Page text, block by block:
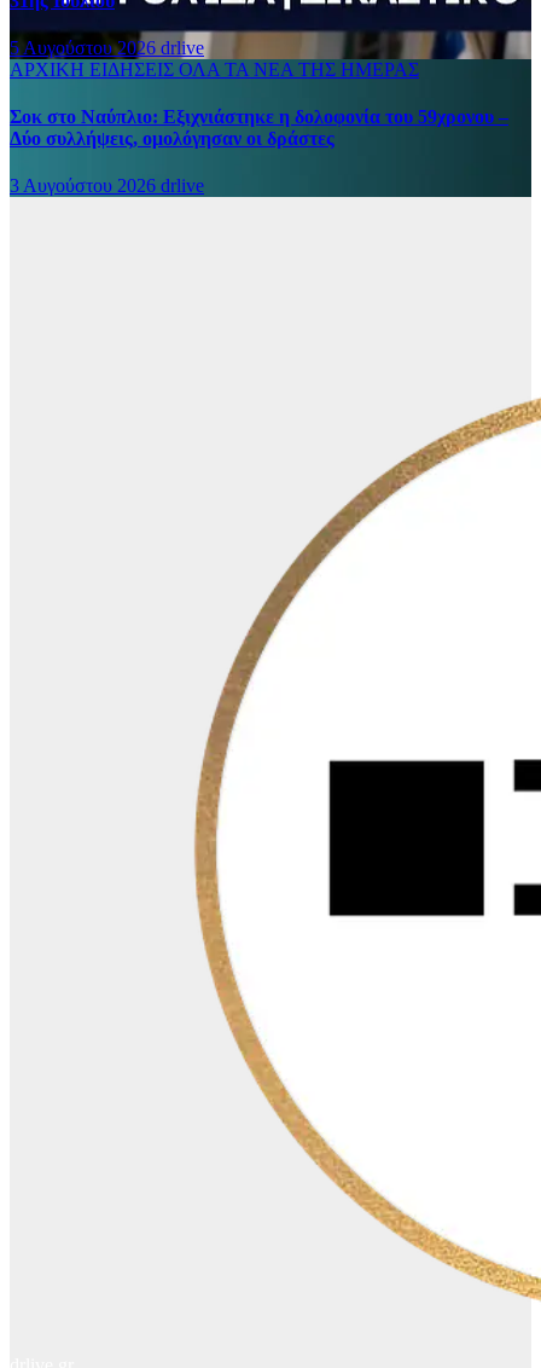
5 Αυγούστου 2026 drlive
ΑΡΧΙΚΗ ΕΙΔΗΣΕΙΣ ΟΛΑ ΤΑ ΝΕΑ ΤΗΣ ΗΜΕΡΑΣ
Σοκ στο Ναύπλιο: Εξιχνιάστηκε η δολοφονία του 59χρονου –
Δύο συλλήψεις, ομολόγησαν οι δράστες
3 Αυγούστου 2026 drlive